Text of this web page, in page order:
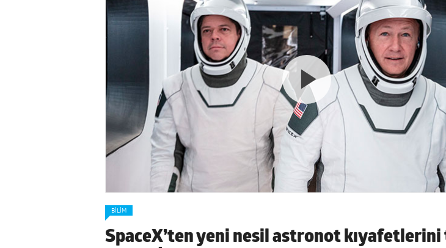
BILIM
SpaceX’ten yeni nesil astronot kıyafetlerini